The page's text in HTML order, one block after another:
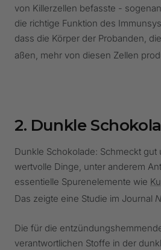
von Killerzellen befasste -
die richtige Funktion des
dass die Körper der Probanden,
aßen, mehr von diesen Zellen
2. Dunkle
Dunkle Schokolade: Schmeckt
wertvolle Dinge, unter anderem
essentielle Spurenelemente wie
Das zeigte eine Studie im Journal
Die für die
verantwortlichen Stoffe in der